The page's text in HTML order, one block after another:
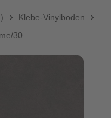
Klebe-Vinylboden
30